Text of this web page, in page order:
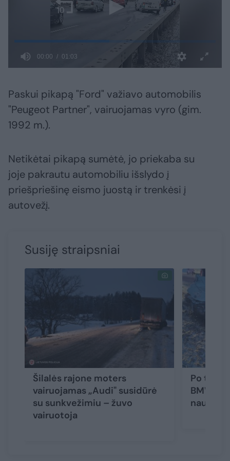
Paskui pikapą "Ford" važiavo automobilis
"Peugeot Partner", vairuojamas vyro (gim.
1992 m.).
Netikėtai pikapą sumėtė, jo priekaba su
joje pakrautu automobiliu išslydo į
priešpriešinę eismo juostą ir trenkėsi į
autovežį.
Susiję straipsniai
Šilalės rajone moters
vairuojamas „Audi" susidūrė
su sunkvežimiu – žuvo
vairuotoja
Po
BMW
naujos